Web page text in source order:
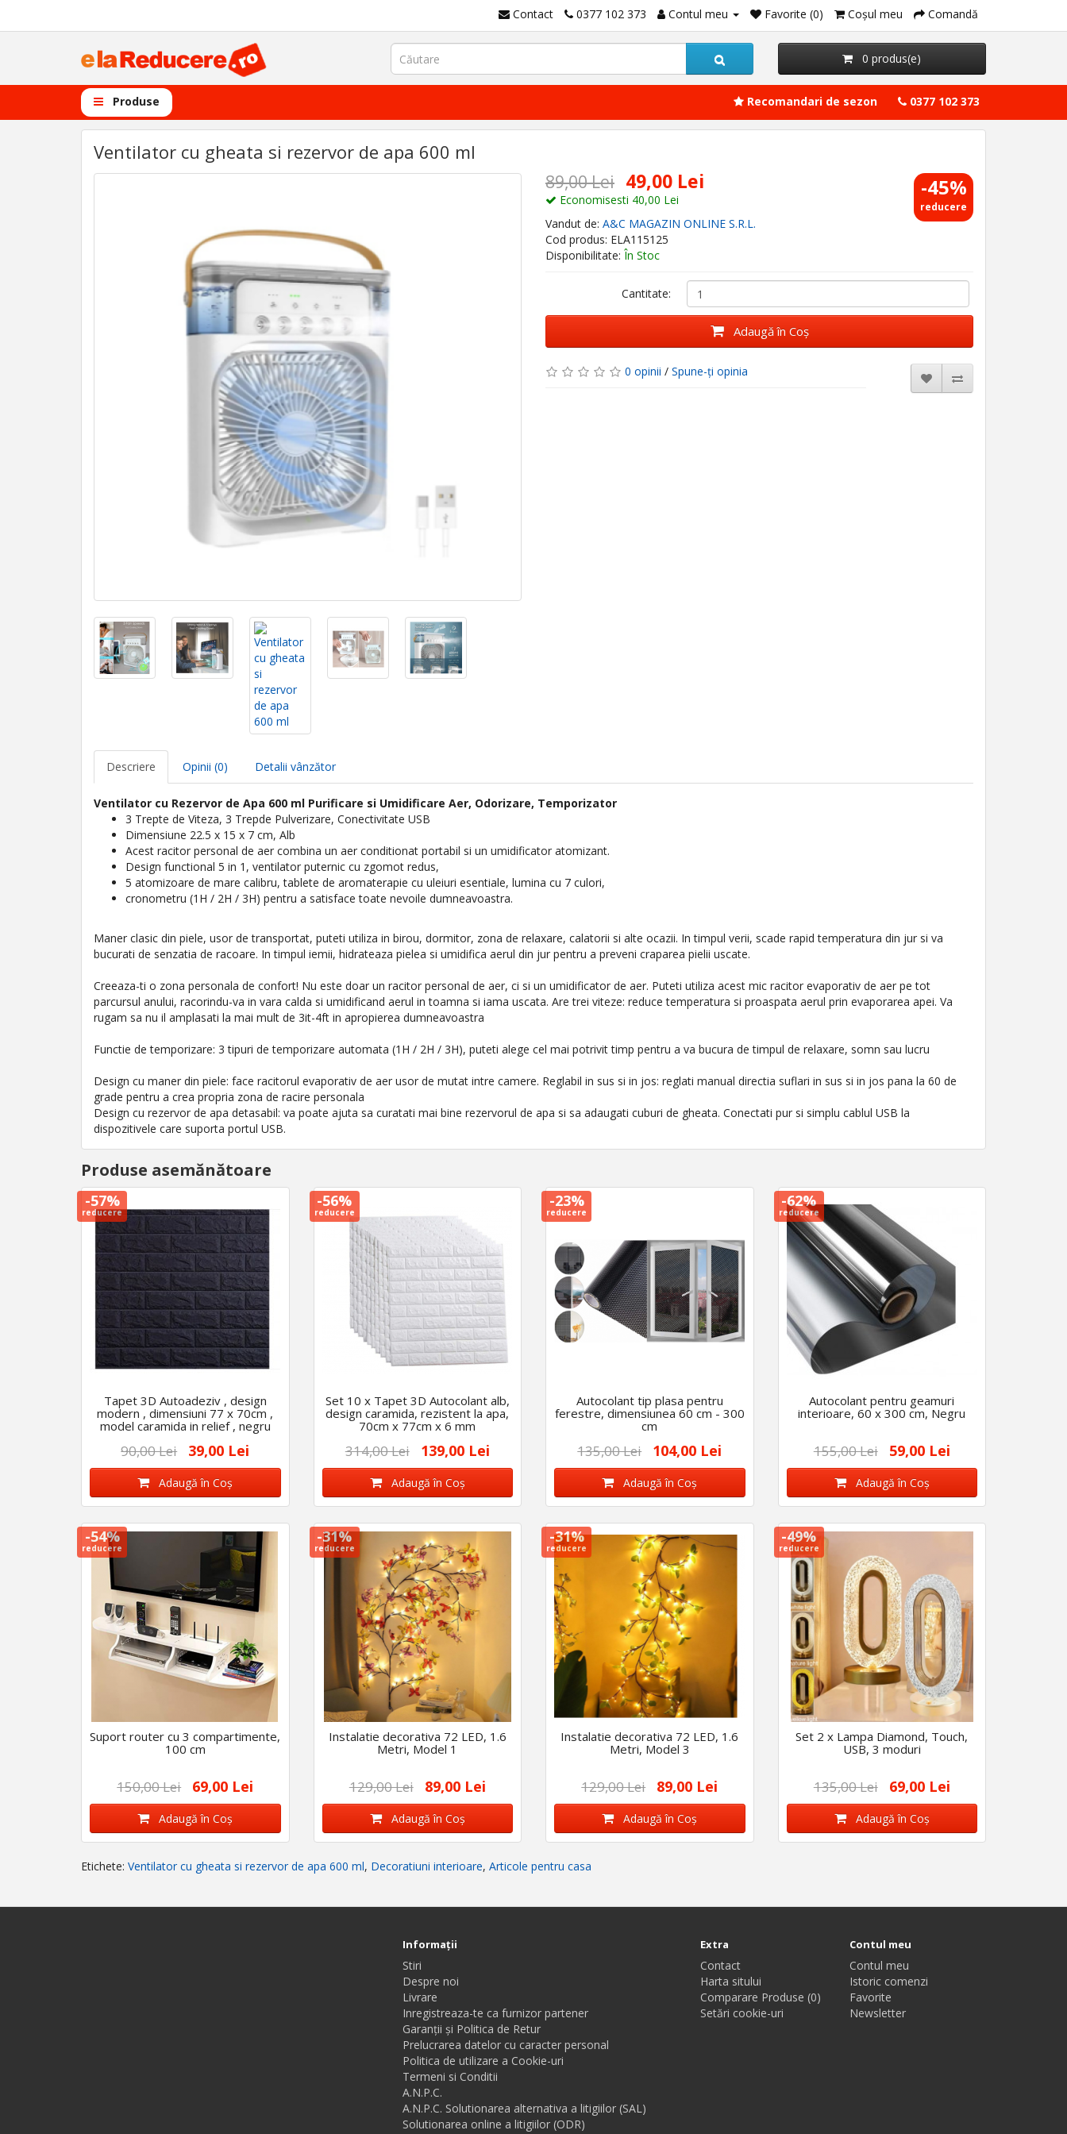
Contact 0377 102 373 Contul meu Favorite (0) Coşul meu Comandă
0 produs(e)
Produse Recomandari de sezon 0377 102 373
Ventilator cu gheata si rezervor de apa 600 ml
-45%
reducere
89,00 Lei 49,00 Lei
Economisesti 40,00 Lei
Vandut de: A&C MAGAZIN ONLINE S.R.L.
Cod produs: ELA115125
Disponibilitate: În Stoc
Cantitate:
Adaugă în Coş
0 opinii / Spune-ţi opinia
Descriere Opinii (0) Detalii vânzător
Ventilator cu Rezervor de Apa 600 ml Purificare si Umidificare Aer, Odorizare, Temporizator
3 Trepte de Viteza, 3 Trepde Pulverizare, Conectivitate USB
Dimensiune 22.5 x 15 x 7 cm, Alb
Acest racitor personal de aer combina un aer conditionat portabil si un umidificator atomizant.
Design functional 5 in 1, ventilator puternic cu zgomot redus,
5 atomizoare de mare calibru, tablete de aromaterapie cu uleiuri esentiale, lumina cu 7 culori,
cronometru (1H / 2H / 3H) pentru a satisface toate nevoile dumneavoastra.
Maner clasic din piele, usor de transportat, puteti utiliza in birou, dormitor, zona de relaxare, calatorii si alte ocazii. In timpul verii, scade rapid temperatura din jur si va
bucurati de senzatia de racoare. In timpul iemii, hidrateaza pielea si umidifica aerul din jur pentru a preveni craparea pielii uscate.
Creeaza-ti o zona personala de confort! Nu este doar un racitor personal de aer, ci si un umidificator de aer. Puteti utiliza acest mic racitor evaporativ de aer pe tot
parcursul anului, racorindu-va in vara calda si umidificand aerul in toamna si iama uscata. Are trei viteze: reduce temperatura si proaspata aerul prin evaporarea apei. Va
rugam sa nu il amplasati la mai mult de 3it-4ft in apropierea dumneavoastra
Functie de temporizare: 3 tipuri de temporizare automata (1H / 2H / 3H), puteti alege cel mai potrivit timp pentru a va bucura de timpul de relaxare, somn sau lucru
Design cu maner din piele: face racitorul evaporativ de aer usor de mutat intre camere. Reglabil in sus si in jos: reglati manual directia suflari in sus si in jos pana la 60 de
grade pentru a crea propria zona de racire personala
Design cu rezervor de apa detasabil: va poate ajuta sa curatati mai bine rezervorul de apa si sa adaugati cuburi de gheata. Conectati pur si simplu cablul USB la
dispozitivele care suporta portul USB.
Produse asemănătoare
-57%
reducere
Tapet 3D Autoadeziv , design
modern , dimensiuni 77 x 70cm ,
model caramida in relief , negru
90,00 Lei 39,00 Lei
Adaugă în Coş
-56%
reducere
Set 10 x Tapet 3D Autocolant alb,
design caramida, rezistent la apa,
70cm x 77cm x 6 mm
314,00 Lei 139,00 Lei
Adaugă în Coş
-23%
reducere
Autocolant tip plasa pentru
ferestre, dimensiunea 60 cm - 300
cm
135,00 Lei 104,00 Lei
Adaugă în Coş
-62%
reducere
Autocolant pentru geamuri
interioare, 60 x 300 cm, Negru
155,00 Lei 59,00 Lei
Adaugă în Coş
-54%
reducere
Suport router cu 3 compartimente,
100 cm
150,00 Lei 69,00 Lei
Adaugă în Coş
-31%
reducere
Instalatie decorativa 72 LED, 1.6
Metri, Model 1
129,00 Lei 89,00 Lei
Adaugă în Coş
-31%
reducere
Instalatie decorativa 72 LED, 1.6
Metri, Model 3
129,00 Lei 89,00 Lei
Adaugă în Coş
-49%
reducere
Set 2 x Lampa Diamond, Touch,
USB, 3 moduri
135,00 Lei 69,00 Lei
Adaugă în Coş
Etichete: Ventilator cu gheata si rezervor de apa 600 ml, Decoratiuni interioare, Articole pentru casa
Informaţii
Stiri
Despre noi
Livrare
Inregistreaza-te ca furnizor partener
Garanții și Politica de Retur
Prelucrarea datelor cu caracter personal
Politica de utilizare a Cookie-uri
Termeni si Conditii
A.N.P.C.
A.N.P.C. Solutionarea alternativa a litigiilor (SAL)
Solutionarea online a litigiilor (ODR)
Extra
Contact
Harta sitului
Comparare Produse (0)
Setări cookie-uri
Contul meu
Contul meu
Istoric comenzi
Favorite
Newsletter